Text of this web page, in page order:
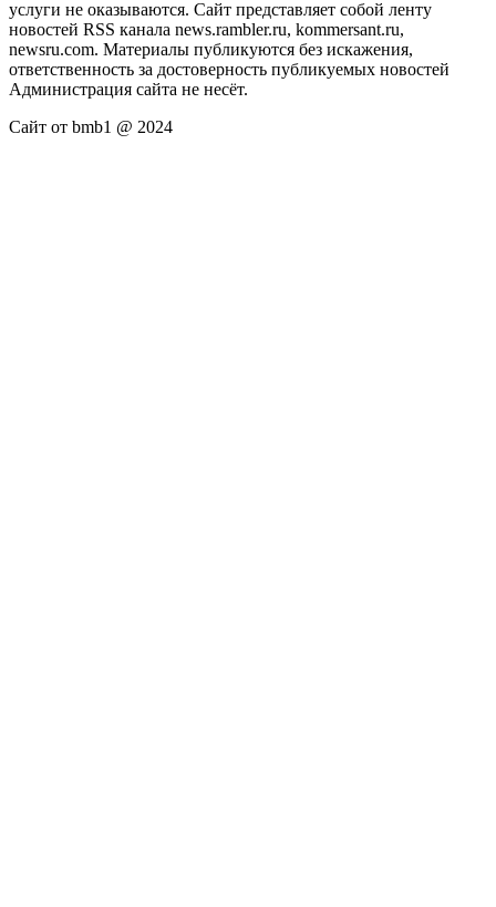
услуги не оказываются. Сайт представляет собой ленту
новостей RSS канала news.rambler.ru, kommersant.ru,
newsru.com. Материалы публикуются без искажения,
ответственность за достоверность публикуемых новостей
Администрация сайта не несёт.
Сайт от bmb1 @ 2024